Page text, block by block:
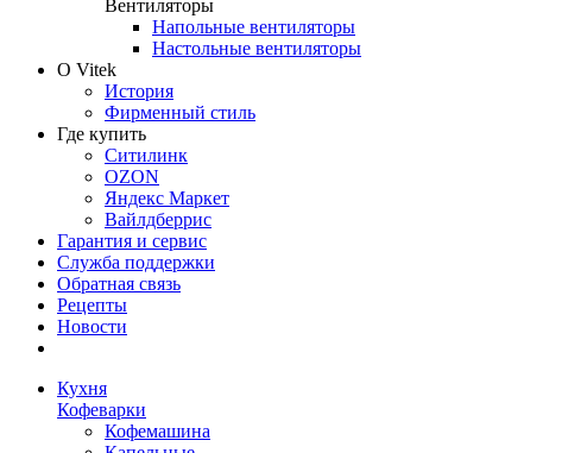
Вентиляторы
Напольные вентиляторы
Настольные вентиляторы
О Vitek
История
Фирменный стиль
Где купить
Ситилинк
OZON
Яндекс Маркет
Вайлдберрис
Гарантия и сервис
Служба поддержки
Обратная связь
Рецепты
Новости
Кухня
Кофеварки
Кофемашина